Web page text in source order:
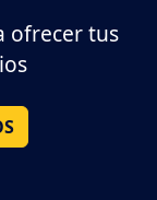
ofrecer tus